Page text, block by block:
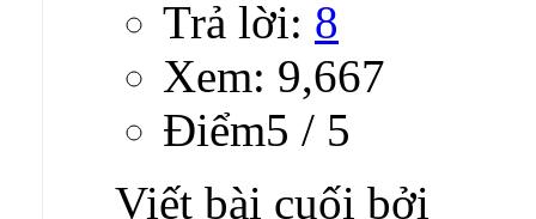
Trả lời: 8
Xem: 9,667
Ðiểm5 / 5
Viết bài cuối bởi